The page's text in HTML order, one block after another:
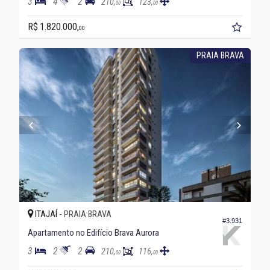
00 00
R$ 1.820.000,00
PRAIA BRAVA
#3.931
ITAJAÍ - PRAIA BRAVA
Apartamento no Edifício Brava Aurora
3 2 2 210,00 116,00